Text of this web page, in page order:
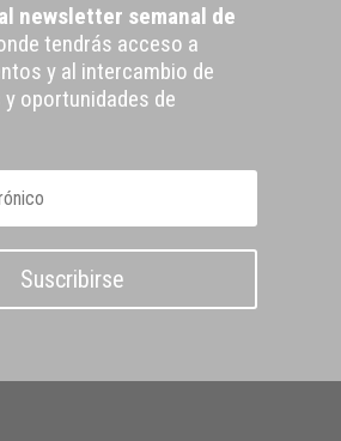
newsletter semanal de
tendrás acceso a
y al intercambio de
oportunidades de
Suscribirse